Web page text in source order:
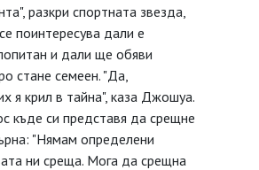
разкри спортната звезда,
поинтересува дали е
и дали ще обяви
стане семеен. "Да,
я крил в тайна", каза Джошуа.
къде си представя да срещне
"Нямам определени
ни среща. Мога да срещна